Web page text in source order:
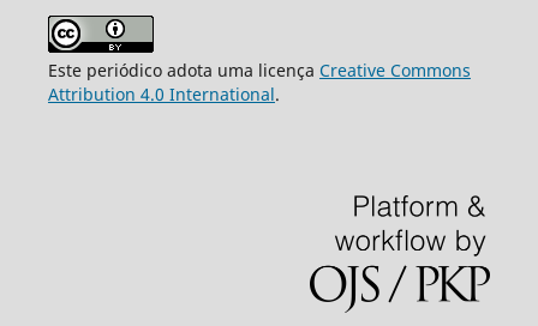
Este periódico adota uma licença Creative Commons
Attribution 4.0 International.